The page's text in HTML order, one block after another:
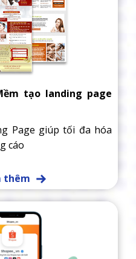
thêm
Page giúp tối đa hóa
cáo
tạo landing page